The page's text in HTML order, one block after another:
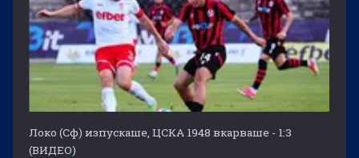
Локо (Сф) изпускаше, ЦСКА 1948 вкарваше - 1:3
(ВИДЕО)